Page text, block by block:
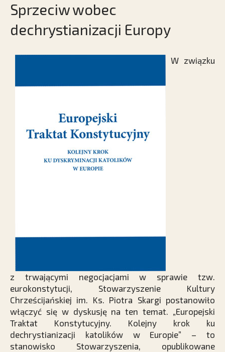
Sprzeciw wobec
dechrystianizacji Europy
W związku
z trwającymi negocjacjami w sprawie tzw.
eurokonstytucji, Stowarzyszenie Kultury
Chrześcijańskiej im. Ks. Piotra Skargi postanowiło
włączyć się w dyskusję na ten temat. „Europejski
Traktat Konstytucyjny. Kolejny krok ku
dechrystianizacji katolików w Europie” – to
stanowisko Stowarzyszenia, opublikowane